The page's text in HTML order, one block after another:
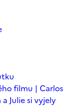
filmu | Carlos
Julie si vyjely